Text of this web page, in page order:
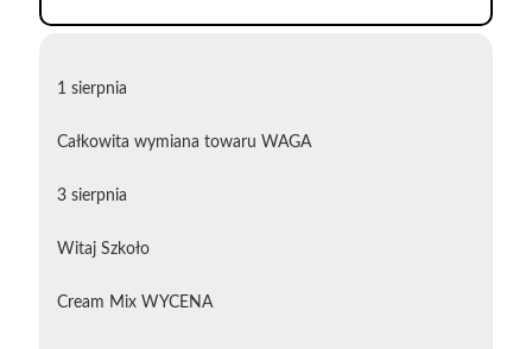
1 sierpnia
Całkowita wymiana towaru WAGA
3 sierpnia
Witaj Szkoło
Cream Mix WYCENA